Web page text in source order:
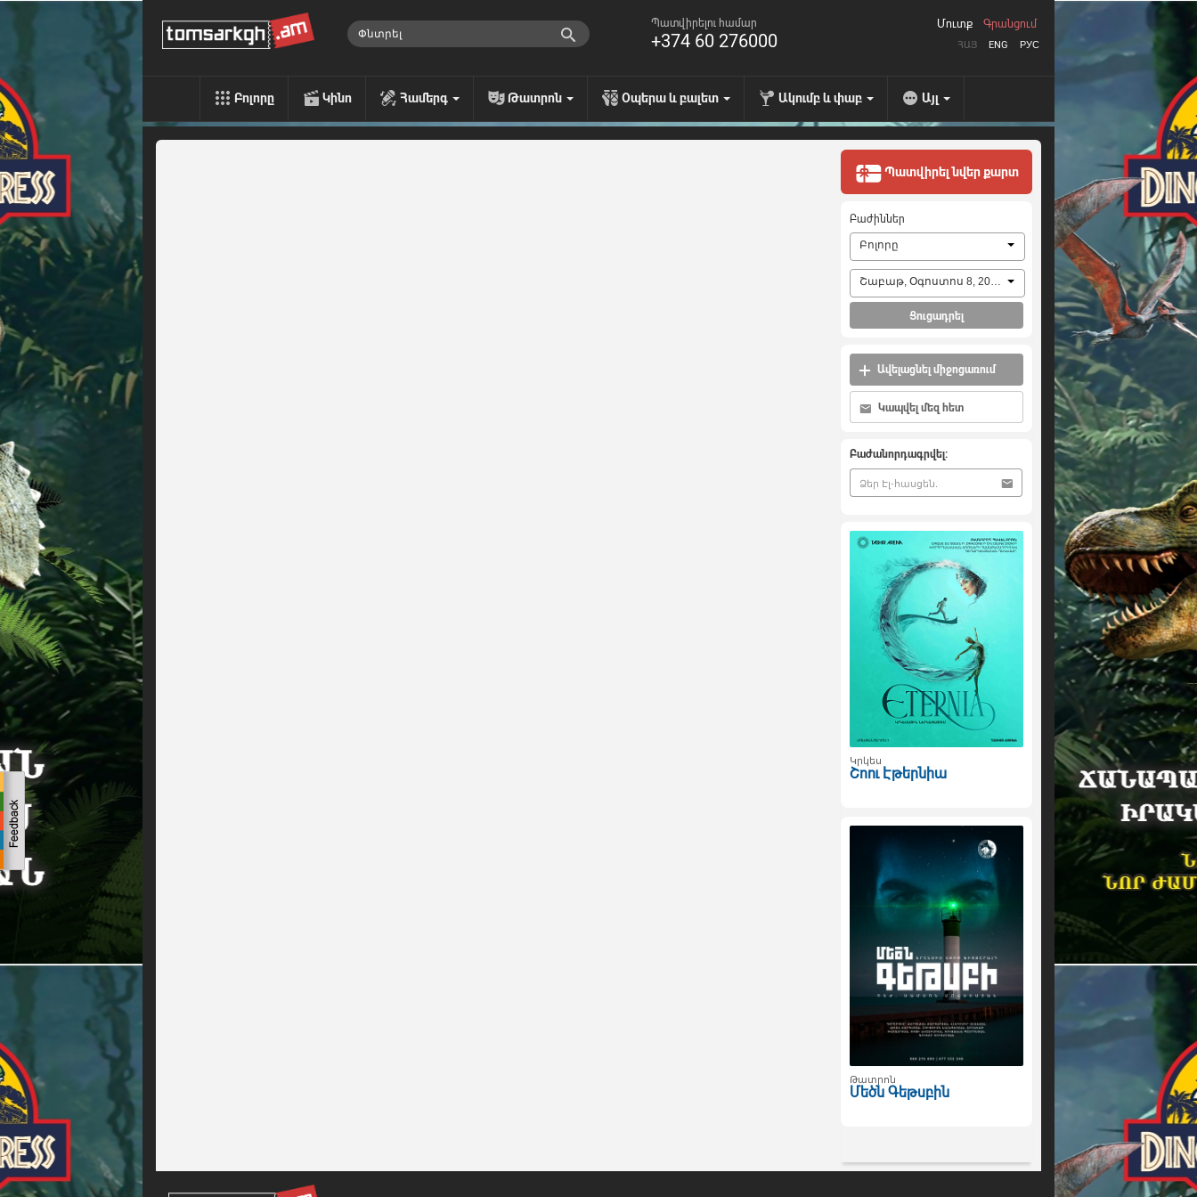
Պատվիրելու համար
+374 60 276000 ՀԱՅ ENG РУС
Մուտք Գրանցում
Բոլորը Կինո Համերգ Թատրոն Օպերա և բալետ Ակումբ և փաբ Այլ
Պատվիրել նվեր քարտ
Բաժիններ
Բոլորը
Շաբաթ, Օգոստոս 8, 2026
Ցուցադրել
Ավելացնել միջոցառում
Կապվել մեզ հետ
Բաժանորդագրվել:
Կրկես
Շոու Էթերնիա
Թատրոն
Մեծն Գեթսբին